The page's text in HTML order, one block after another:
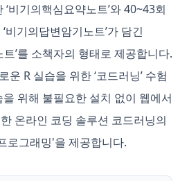
비기의핵심요약노트’와 40~43회
비기의답변암기노트’가 담긴
’를 소책자의 형태로 제공합니다.
운 R 실습을 위한 ‘코드러닝’ 수험
위해 불필요한 설치 없이 웹에서
온라인 코딩 솔루션 코드러닝의
로그래밍'을 제공합니다.